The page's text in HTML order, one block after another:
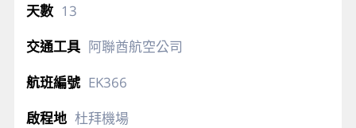
13
阿聯酋航空公司
EK366
杜拜機場